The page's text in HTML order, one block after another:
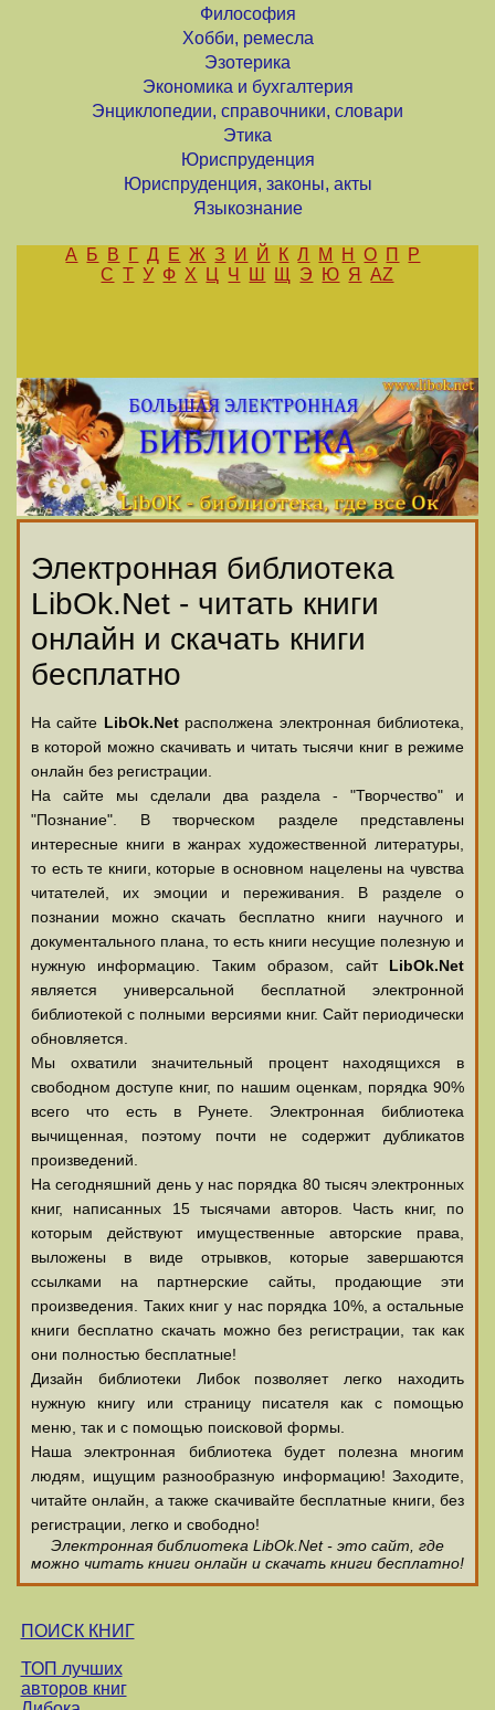
Философия
Хобби, ремесла
Эзотерика
Экономика и бухгалтерия
Энциклопедии, справочники, словари
Этика
Юриспруденция
Юриспруденция, законы, акты
Языкознание
А Б В Г Д Е Ж З И Й К Л М Н О П
Р
С Т У Ф Х Ц Ч Ш Щ Э Ю Я AZ
Электронная библиотека
LibOk.Net - читать книги
онлайн и скачать книги
бесплатно
На сайте LibOk.Netрасполжена электронная библиотека,
в которой можно скачивать и читать тысячи книг в режиме
онлайн без регистрации.
На сайте мы сделали два раздела - "Творчество" и
"Познание". В творческом разделе представлены
интересные книги в жанрах художественной литературы,
то есть те книги, которые в основном нацелены на чувства
читателей, их эмоции и переживания. В разделе о
познании можно скачать бесплатно книги научного и
документального плана, то есть книги несущие полезную и
нужную информацию. Таким образом, сайт LibOk.Net
является универсальной бесплатной электронной
библиотекой с полными версиями книг. Сайт периодически
обновляется.
Мы охватили значительный процент находящихся в
свободном доступе книг, по нашим оценкам, порядка 90%
всего что есть в Рунете. Электронная библиотека
вычищенная, поэтому почти не содержит дубликатов
произведений.
На сегодняшний день у нас порядка 80 тысяч электронных
книг, написанных 15 тысячами авторов. Часть книг, по
которым действуют имущественные авторские права,
выложены в виде отрывков, которые завершаются
ссылками на партнерские сайты, продающие эти
произведения. Таких книг у нас порядка 10%, а остальные
книги бесплатно скачать можно без регистрации, так как
они полностью бесплатные!
Дизайн библиотеки Либок позволяет легко находить
нужную книгу или страницу писателя как с помощью
меню, так и с помощью поисковой формы.
Наша электронная библиотека будет полезна многим
людям, ищущим разнообразную информацию! Заходите,
читайте онлайн, а также скачивайте бесплатные книги, без
регистрации, легко и свободно!
Электронная библиотека LibOk.Net - это сайт, где
можно читать книги онлайн и скачать книги бесплатно!
ПОИСК КНИГ
ТОП лучших
авторов книг